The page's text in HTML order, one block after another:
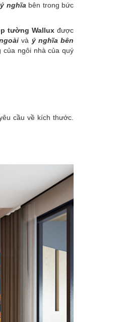
ý nghĩa bên trong bức
tường Wallux được
và ý nghĩa bên
của ngôi nhà của quý
cầu về kích thước.